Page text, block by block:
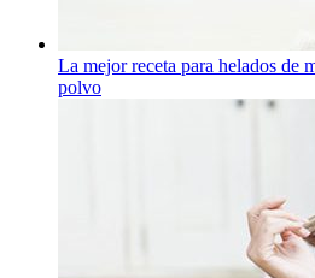
La mejor receta para helados de
polvo